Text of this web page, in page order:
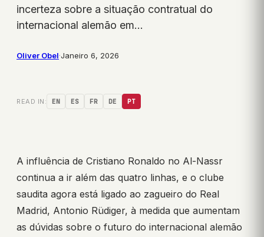
incerteza sobre a situação contratual do
internacional alemão em…
Oliver Obel·Janeiro 6, 2026
READ IN: EN ES FR DE PT
A influência de Cristiano Ronaldo no Al-Nassr
continua a ir além das quatro linhas, e o clube
saudita agora está ligado ao zagueiro do Real
Madrid, Antonio Rüdiger, à medida que aumentam
as dúvidas sobre o futuro do internacional alemão